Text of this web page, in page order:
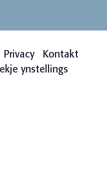
Privacy
Kontakt
ynstellings